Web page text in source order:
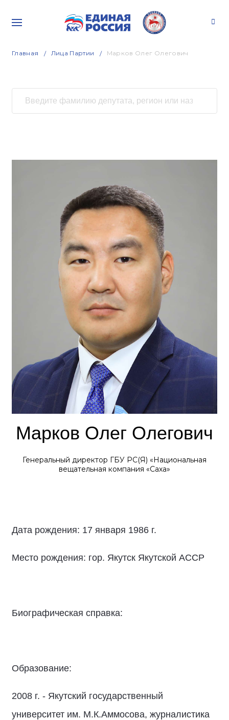
Главная Лица Партии Марков Олег Олегович
Марков Олег Олегович
Генеральный директор ГБУ РС(Я) «Национальная
вещательная компания «Саха»
Дата рождения: 17 января 1986 г.
Место рождения: гор. Якутск Якутской АССР
Биографическая справка:
Образование:
2008 г. - Якутский государственный
университет им. М.К.Аммосова, журналистика